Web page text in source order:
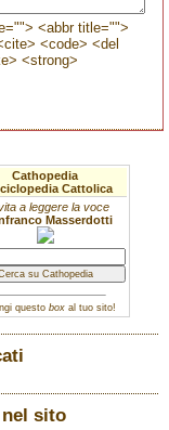
<abbr title="">
<code> <del
<strong>
Cathopedia
Cattolica
a leggere la voce
Masserdotti
questo box al tuo sito!
sito